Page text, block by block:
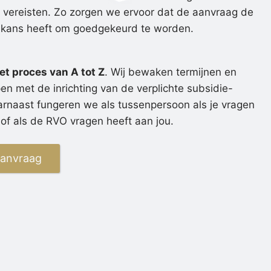
Zo zorgen we ervoor dat de aanvraag de
heeft om goedgekeurd te worden.
proces van A tot Z. Wij bewaken termijnen en
met de inrichting van de verplichte subsidie-
fungeren we als tussenpersoon als je vragen
als de RVO vragen heeft aan jou.